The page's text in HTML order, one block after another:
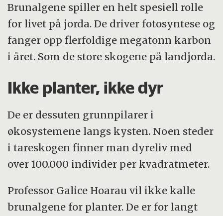
Brunalgene spiller en helt spesiell rolle
for livet på jorda. De driver fotosyntese og
fanger opp flerfoldige megatonn karbon
i året. Som de store skogene på landjorda.
Ikke planter, ikke dyr
De er dessuten grunnpilarer i
økosystemene langs kysten. Noen steder
i tareskogen finner man dyreliv med
over 100.000 individer per kvadratmeter.
Professor Galice Hoarau vil ikke kalle
brunalgene for planter. De er for langt